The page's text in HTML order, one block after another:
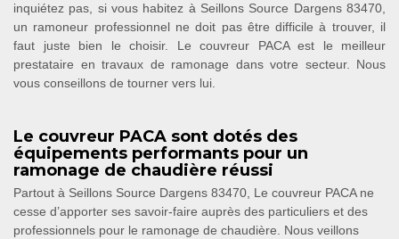
inquiétez pas, si vous habitez à Seillons Source Dargens 83470,
un ramoneur professionnel ne doit pas être difficile à trouver, il
faut juste bien le choisir. Le couvreur PACA est le meilleur
prestataire en travaux de ramonage dans votre secteur. Nous
vous conseillons de tourner vers lui.
Le couvreur PACA sont dotés des
équipements performants pour un
ramonage de chaudière réussi
Partout à Seillons Source Dargens 83470, Le couvreur PACA ne
cesse d’apporter ses savoir-faire auprès des particuliers et des
professionnels pour le ramonage de chaudière. Nous veillons